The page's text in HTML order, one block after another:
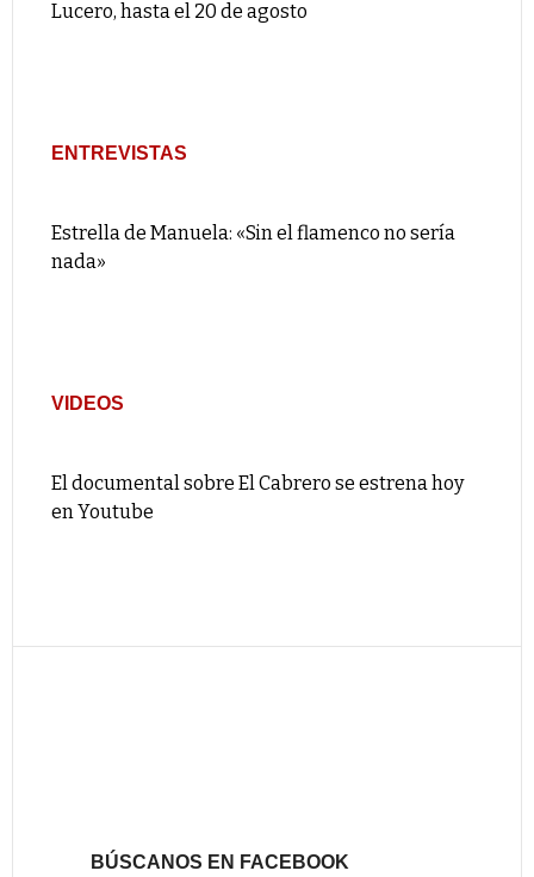
Lucero, hasta el 20 de agosto
ENTREVISTAS
Estrella de Manuela: «Sin el flamenco no sería
nada»
VIDEOS
El documental sobre El Cabrero se estrena hoy
en Youtube
BÚSCANOS EN FACEBOOK